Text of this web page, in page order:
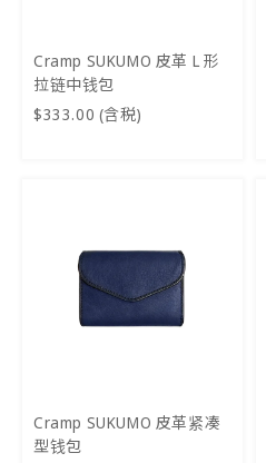
Cramp SUKUMO 皮革 L 形
拉链中钱包
$333.00 (含税)
Cramp SUKUMO 皮革紧凑
型钱包